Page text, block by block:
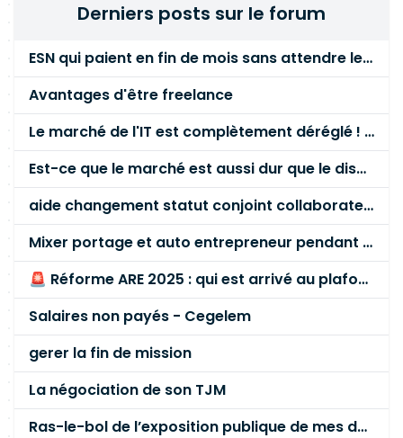
Derniers posts sur le forum
ESN qui paient en fin de mois sans attendre le paiement client ?
Avantages d'être freelance
Le marché de l'IT est complètement déréglé ! STOP à cette mascarade ! Il faut s'unir et résister !
Est-ce que le marché est aussi dur que le disent les commerciaux ?
aide changement statut conjoint collaborateur
Mixer portage et auto entrepreneur pendant des années - quel risque ?
🚨 Réforme ARE 2025 : qui est arrivé au plafond des 60 % en gardant son entreprise ?
Salaires non payés - Cegelem
gerer la fin de mission
La négociation de son TJM
Ras-le-bol de l’exposition publique de mes données personnelles liées à mon entreprise